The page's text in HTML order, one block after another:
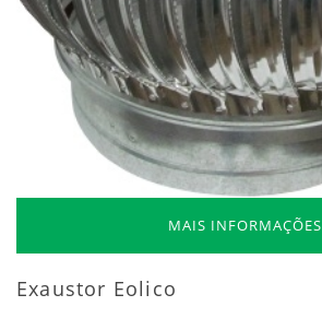
MAIS INFORMAÇÕES
Exaustor Eolico